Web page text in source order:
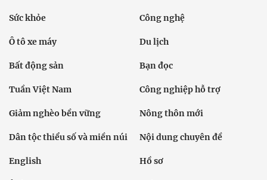
Sức khỏe Công nghệ
Ô tô xe máy Du lịch
Bất động sản Bạn đọc
Tuần Việt Nam Công nghiệp hỗ trợ
Giảm nghèo bền vững Nông thôn mới
Dân tộc thiểu số và miền núi Nội dung chuyên đề
English Hồ sơ